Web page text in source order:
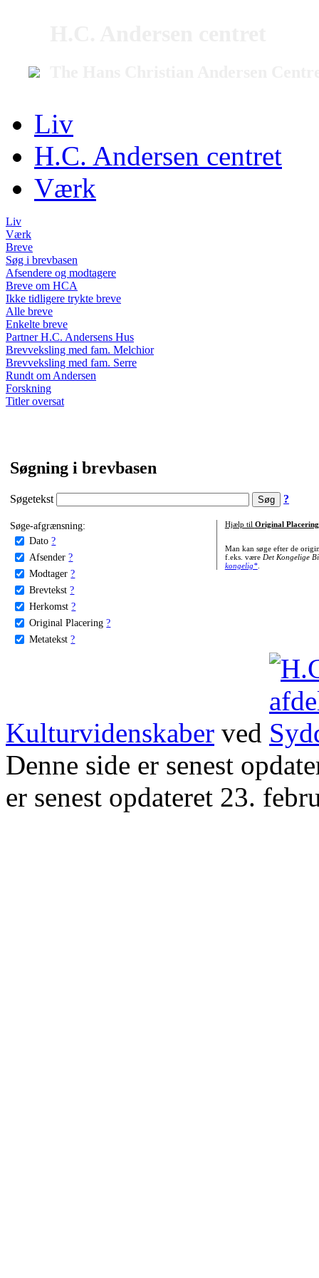
Liv
H.C. Andersen centret
Værk
Liv
Værk
Breve
Søg i brevbasen
Afsendere og modtagere
Breve om HCA
Ikke tidligere trykte breve
Alle breve
Enkelte breve
Partner H.C. Andersens Hus
Brevveksling med fam. Melchior
Brevveksling med fam. Serre
Rundt om Andersen
Forskning
Titler oversat
Søgning i brevbasen
Søgetekst ?
Søge-afgrænsning:
Dato ?
Afsender ?
Modtager ?
Brevtekst ?
Herkomst ?
Original Placering ?
Metatekst ?
Hjælp til Original Placering
Man kan søge efter de
f.eks. være Det Kongelige
kongelig*.
Kulturvidenskaber ved
Denne side er senest
er senest opdateret 23.